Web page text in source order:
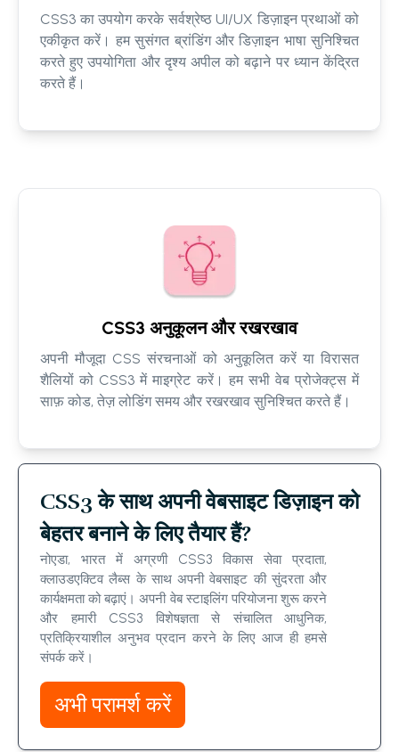
CSS3 का उपयोग करके सर्वश्रेष्ठ UI/UX डिज़ाइन प्रथाओं को
एकीकृत करें। हम सुसंगत ब्रांडिंग और डिज़ाइन भाषा सुनिश्चित
करते हुए उपयोगिता और दृश्य अपील को बढ़ाने पर ध्यान केंद्रित
करते हैं।
CSS3 अनुकूलन और रखरखाव
अपनी मौजूदा CSS संरचनाओं को अनुकूलित करें या विरासत
शैलियों को CSS3 में माइग्रेट करें। हम सभी वेब प्रोजेक्ट्स में
साफ़ कोड, तेज़ लोडिंग समय और रखरखाव सुनिश्चित करते हैं।
CSS3 के साथ अपनी वेबसाइट डिज़ाइन को
बेहतर बनाने के लिए तैयार हैं?
नोएडा, भारत में अग्रणी CSS3 विकास सेवा प्रदाता,
क्लाउडएक्टिव लैब्स के साथ अपनी वेबसाइट की सुंदरता और
कार्यक्षमता को बढ़ाएं। अपनी वेब स्टाइलिंग परियोजना शुरू करने
और हमारी CSS3 विशेषज्ञता से संचालित आधुनिक,
प्रतिक्रियाशील अनुभव प्रदान करने के लिए आज ही हमसे
संपर्क करें।
अभी परामर्श करें